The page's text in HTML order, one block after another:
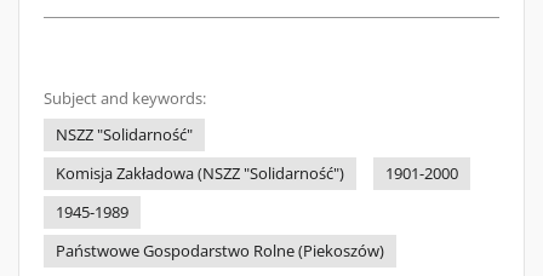
Subject and keywords:
NSZZ "Solidarność"
Komisja Zakładowa (NSZZ "Solidarność")
1901-2000
1945-1989
Państwowe Gospodarstwo Rolne (Piekoszów)